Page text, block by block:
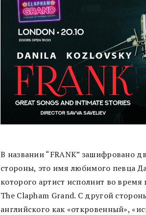
В названии “FRANK” зашифровано
стороны, это имя любимого певца
которого артист исполнит во время
The Clapham Grand. С другой
английского как «откровенный»,